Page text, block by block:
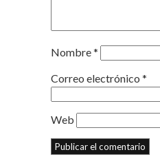
Nombre*
Correo electrónico *
Web